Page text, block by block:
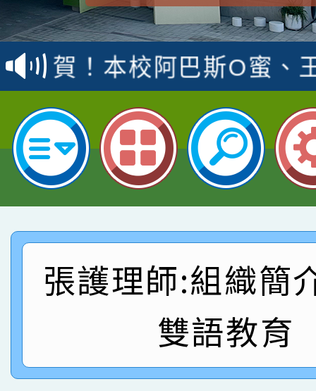
賀！本校參加桃園市中
賽 洪綺君教師榮獲社
名
賀！本校阿巴斯O蜜、
倩參加桃園市科展 國
名 指導老師王老師、
賀！本校四年二班張O
園市英語競賽國小朗
指導老師林老師
賀！本校參加桃園市中
賽 劉文瑛教師榮獲教
臺灣台語-第二名
賀！本校參與2026世
名
賀！本校阿巴斯O蜜、
倩參加桃園市科展 國
名 指導老師王老師、
賀！本校四年二班張O
園市英語競賽國小朗
指導老師林老師
賀！本校參加桃園市中
賽 劉文瑛教師榮獲教
賀！本校參與2026世
張護理師:組織簡
雙語教育